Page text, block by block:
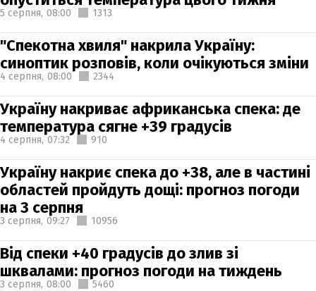
5 серпня, 08:00 1313
"Спекотна хвиля" накрила Україну:
синоптик розповів, коли очікуються зміни
4 серпня, 08:00 2344
Україну накриває африканська спека: де
температура сягне +39 градусів
4 серпня, 07:32 910
Україну накриє спека до +38, але в частині
областей пройдуть дощі: прогноз погоди
на 3 серпня
3 серпня, 09:27 10956
Від спеки +40 градусів до злив зі
шквалами: прогноз погоди на тиждень
3 серпня, 08:00 5460